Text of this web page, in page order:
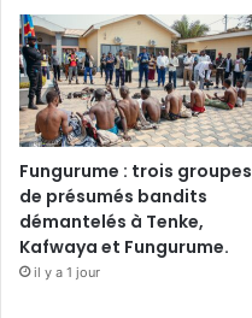
Fungurume : trois groupes
de présumés bandits
démantelés à Tenke,
Kafwaya et Fungurume.
il y a 1 jour